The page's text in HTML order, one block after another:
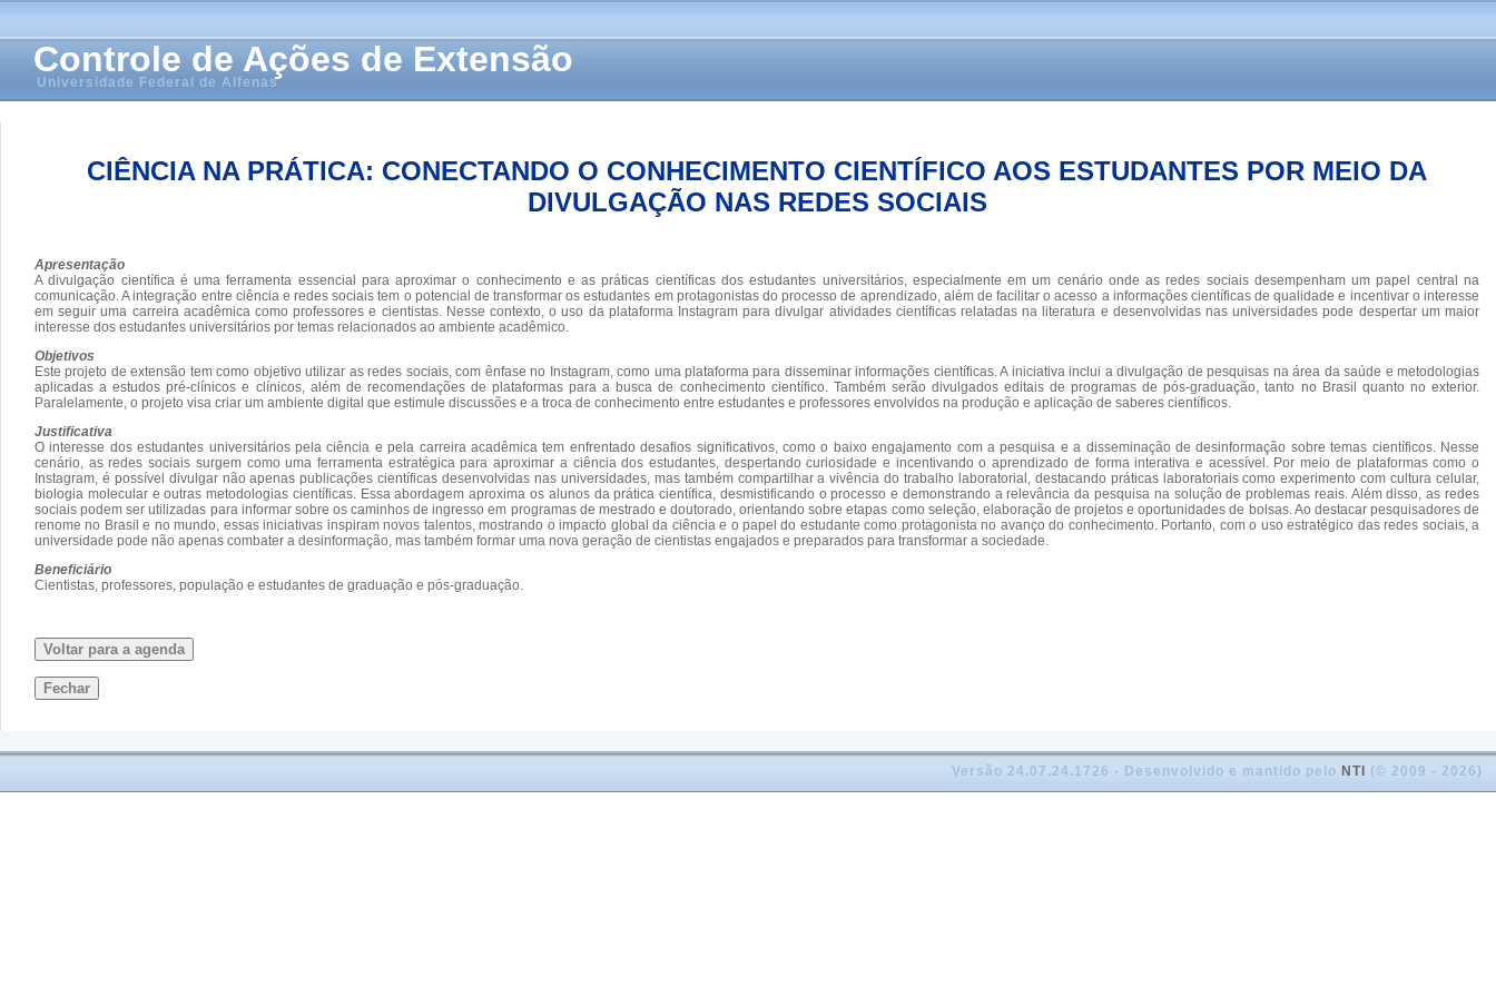
Controle de Ações de Extensão
Universidade Federal de Alfenas
CIÊNCIA NA PRÁTICA: CONECTANDO O CONHECIMENTO CIENTÍFICO AOS ESTUDANTES POR MEIO DA
DIVULGAÇÃO NAS REDES SOCIAIS
Apresentação
A divulgação científica é uma ferramenta essencial para aproximar o conhecimento e as práticas científicas dos estudantes universitários, especialmente em um cenário onde as redes sociais desempenham um papel central na
comunicação. A integração entre ciência e redes sociais tem o potencial de transformar os estudantes em protagonistas do processo de aprendizado, além de facilitar o acesso a informações científicas de qualidade e incentivar o interesse
em seguir uma carreira acadêmica como professores e cientistas. Nesse contexto, o uso da plataforma Instagram para divulgar atividades científicas relatadas na literatura e desenvolvidas nas universidades pode despertar um maior
interesse dos estudantes universitários por temas relacionados ao ambiente acadêmico.
Objetivos
Este projeto de extensão tem como objetivo utilizar as redes sociais, com ênfase no Instagram, como uma plataforma para disseminar informações científicas. A iniciativa inclui a divulgação de pesquisas na área da saúde e metodologias
aplicadas a estudos pré-clínicos e clínicos, além de recomendações de plataformas para a busca de conhecimento científico. Também serão divulgados editais de programas de pós-graduação, tanto no Brasil quanto no exterior.
Paralelamente, o projeto visa criar um ambiente digital que estimule discussões e a troca de conhecimento entre estudantes e professores envolvidos na produção e aplicação de saberes científicos.
Justificativa
O interesse dos estudantes universitários pela ciência e pela carreira acadêmica tem enfrentado desafios significativos, como o baixo engajamento com a pesquisa e a disseminação de desinformação sobre temas científicos. Nesse
cenário, as redes sociais surgem como uma ferramenta estratégica para aproximar a ciência dos estudantes, despertando curiosidade e incentivando o aprendizado de forma interativa e acessível. Por meio de plataformas como o
Instagram, é possível divulgar não apenas publicações científicas desenvolvidas nas universidades, mas também compartilhar a vivência do trabalho laboratorial, destacando práticas laboratoriais como experimento com cultura celular,
biologia molecular e outras metodologias científicas. Essa abordagem aproxima os alunos da prática científica, desmistificando o processo e demonstrando a relevância da pesquisa na solução de problemas reais. Além disso, as redes
sociais podem ser utilizadas para informar sobre os caminhos de ingresso em programas de mestrado e doutorado, orientando sobre etapas como seleção, elaboração de projetos e oportunidades de bolsas. Ao destacar pesquisadores de
renome no Brasil e no mundo, essas iniciativas inspiram novos talentos, mostrando o impacto global da ciência e o papel do estudante como protagonista no avanço do conhecimento. Portanto, com o uso estratégico das redes sociais, a
universidade pode não apenas combater a desinformação, mas também formar uma nova geração de cientistas engajados e preparados para transformar a sociedade.
Beneficiário
Cientistas, professores, população e estudantes de graduação e pós-graduação.
Voltar para a agenda
Fechar
Versão 24.07.24.1726 - Desenvolvido e mantido pelo NTI (© 2009 - 2026)